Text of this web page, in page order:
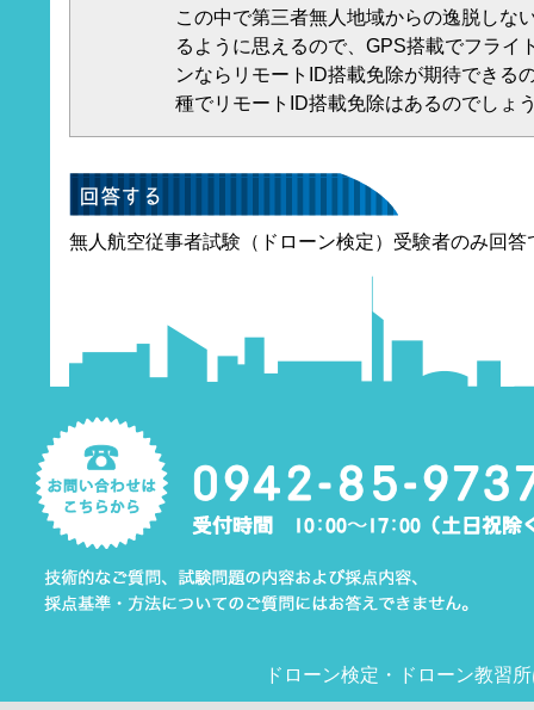
この中で第三者無人地域からの逸脱しな
るように思えるので、GPS搭載でフライ
ンならリモートID搭載免除が期待できる
種でリモートID搭載免除はあるのでしょ
無人航空従事者試験（ドローン検定）受験者のみ回答
ドローン検定 ・ ドローン教習所